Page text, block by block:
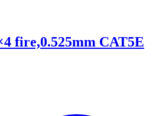
fire,0.525mm CAT5E